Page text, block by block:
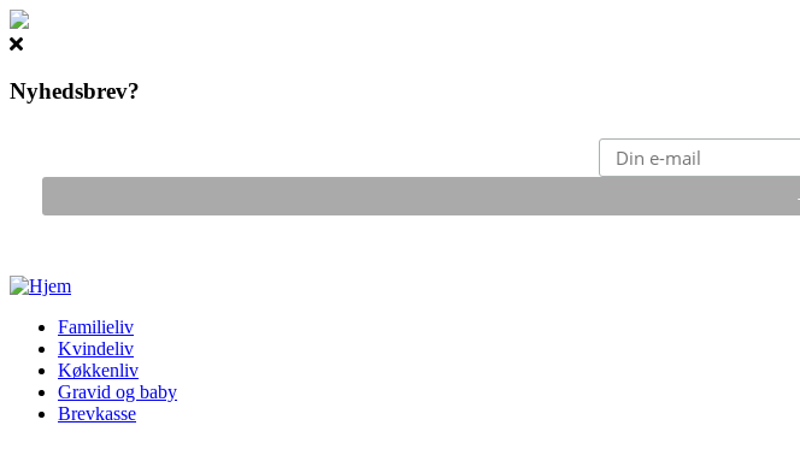
Nyhedsbrev?
Gå til hovedindhold
Familieliv
Kvindeliv
Køkkenliv
Gravid og baby
Brevkasse